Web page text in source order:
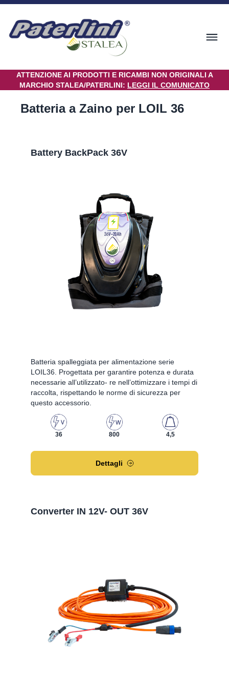
ATTENZIONE AI PRODOTTI E RICAMBI NON ORIGINALI A
MARCHIO STALEA/PATERLINI: LEGGI IL COMUNICATO
Batteria a Zaino per LOIL 36
Battery BackPack 36V
Batteria spalleggiata per alimentazione serie
LOIL36. Progettata per garantire potenza e durata
necessarie all’utilizzato- re nell’ottimizzare i tempi di
raccolta, rispettando le norme di sicurezza per
questo accessorio.
36 800 4,5
Dettagli
Converter IN 12V- OUT 36V